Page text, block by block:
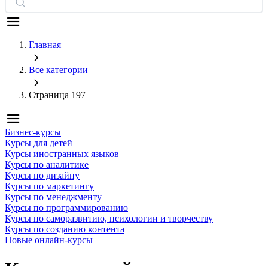
Главная
Все категории
Страница 197
Бизнес-курсы
Курсы для детей
Курсы иностранных языков
Курсы по аналитике
Курсы по дизайну
Курсы по маркетингу
Курсы по менеджменту
Курсы по программированию
Курсы по саморазвитию, психологии и творчеству
Курсы по созданию контента
Новые онлайн‑курсы